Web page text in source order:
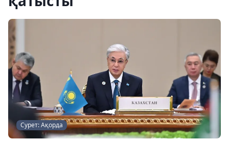
Сурет: Ақорда